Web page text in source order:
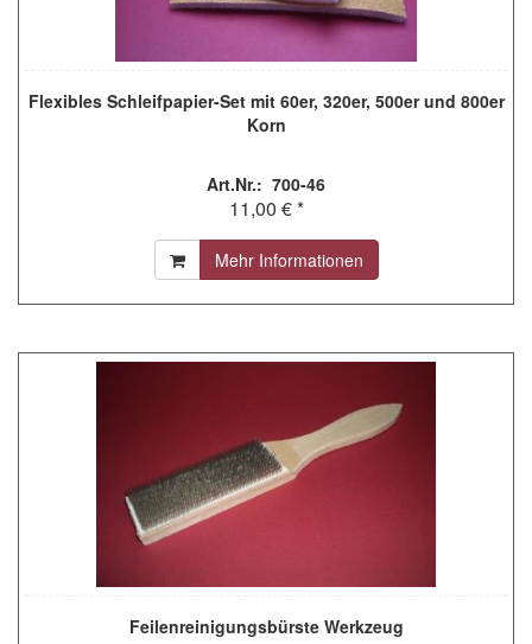
Flexibles Schleifpapier-Set mit 60er, 320er, 500er und 800er
Korn
Art.Nr.: 700-46
11,00 € *
Mehr Informationen
Feilenreinigungsbürste Werkzeug